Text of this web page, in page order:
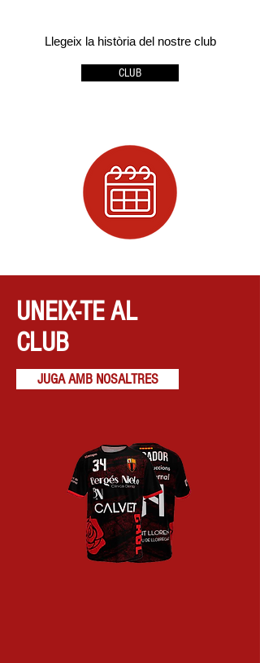
Llegeix la història del nostre club
CLUB
CALENDARI
UNEIX-TE AL
CLUB
JUGA AMB NOSALTRES